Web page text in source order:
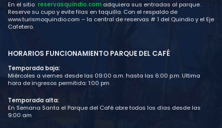
En el sitio reservasquindio.com adquiera sus entradas al parque.
Reserve su cupo y evite filas en taquilla. Con el respaldo de
www.turismoquindio.com – la central de reservas # 1 del Quindio y el Eje
Cafetero.
HORARIOS FUNCIONAMIENTO PARQUE DEL CAFÉ
Temporada baja:
Miércoles a viernes desde las 09:00 a.m. hasta las 6:00 p.m. Ultima
hora de ingresos permitida: 1:00 pm
Temporada alta:
En Semana Santa el Parque del Café abre todos los días desde las
9:00 am